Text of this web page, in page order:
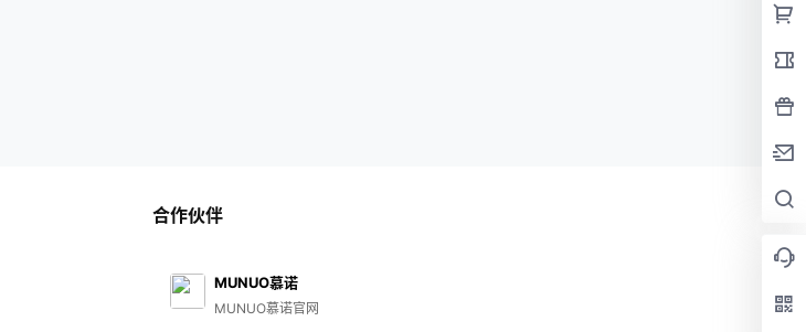
合作伙伴
MUNUO慕诺
MUNUO慕诺官网